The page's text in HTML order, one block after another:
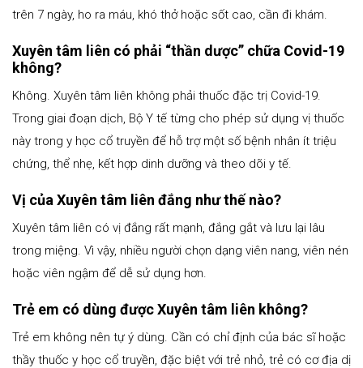
trên 7 ngày, ho ra máu, khó thở hoặc sốt cao, cần đi khám.
Xuyên tâm liên có phải “thần dược” chữa Covid-19
không?
Không. Xuyên tâm liên không phải thuốc đặc trị Covid-19.
Trong giai đoạn dịch, Bộ Y tế từng cho phép sử dụng vị thuốc
này trong y học cổ truyền để hỗ trợ một số bệnh nhân ít triệu
chứng, thể nhẹ, kết hợp dinh dưỡng và theo dõi y tế.
Vị của Xuyên tâm liên đắng như thế nào?
Xuyên tâm liên có vị đắng rất mạnh, đắng gắt và lưu lại lâu
trong miệng. Vì vậy, nhiều người chọn dạng viên nang, viên nén
hoặc viên ngậm để dễ sử dụng hơn.
Trẻ em có dùng được Xuyên tâm liên không?
Trẻ em không nên tự ý dùng. Cần có chỉ định của bác sĩ hoặc
thầy thuốc y học cổ truyền, đặc biệt với trẻ nhỏ, trẻ có cơ địa dị